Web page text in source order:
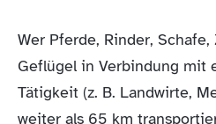
Wer Pferde, Rinder,
Geflügel in Verbindung mit
Tätigkeit (z. B. Landwirte,
weiter als 65 km